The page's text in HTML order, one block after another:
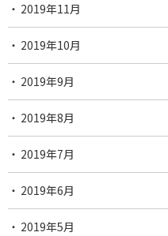
2019年11月
2019年10月
2019年9月
2019年8月
2019年7月
2019年6月
2019年5月